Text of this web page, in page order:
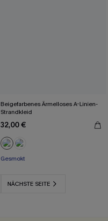
Beigefarbenes Ärmelloses A-Linien-
Strandkleid
32,00 €
Gesmokt
NÄCHSTE SEITE